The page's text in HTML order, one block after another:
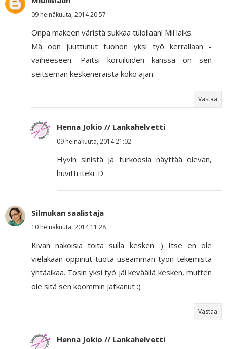
09 heinäkuuta, 2014 20:57
Onpa makeen väristä sukkaa tulollaan! Mii laiks.
Mä oon juuttunut tuohon yksi työ kerrallaan -
vaiheeseen. Paitsi koruiluiden kanssa on sen
seitsemän keskeneräistä koko ajan.
Vastaa
Henna Jokio // Lankahelvetti
09 heinäkuuta, 2014 21:02
Hyvin sinistä ja turkoosia näyttää olevan,
huvitti iteki :D
Silmukan saalistaja
10 heinäkuuta, 2014 11:28
Kivan näköisiä töitä sulla kesken :) Itse en ole
vieläkään oppinut tuota useamman työn tekemistä
yhtäaikaa. Tosin yksi työ jäi keväällä kesken, mutten
ole sitä sen koommin jatkanut :)
Vastaa
Henna Jokio // Lankahelvetti